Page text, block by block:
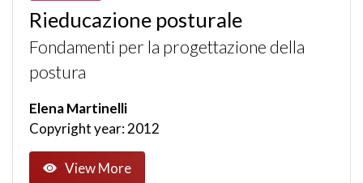
Rieducazione posturale
Fondamenti per la progettazione della
postura
Elena Martinelli
Copyright year: 2012
View More